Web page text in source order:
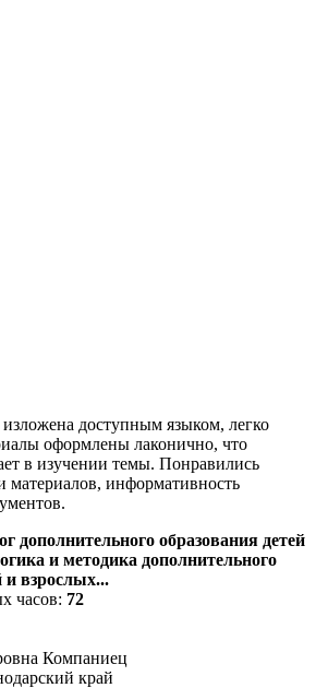
доступным языком, легко
оформлены лаконично, что
в изучении темы. Понравились
материалов, информативность
дополнительного образования детей
и методика дополнительного
и взрослых...
часов: 72
Компаниец
край